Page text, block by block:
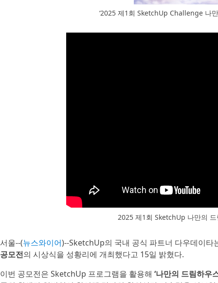
‘2025 제1회 SketchUp Challenge 나
2025 제1회 SketchUp 나만의
서울--(뉴스와이어)--SketchUp의 국내 공식 파트너 다우데이타
공모전의 시상식을 성황리에 개최했다고 15일 밝혔다.
이번 공모전은 SketchUp 프로그램을 활용해 ‘나만의 드림하우